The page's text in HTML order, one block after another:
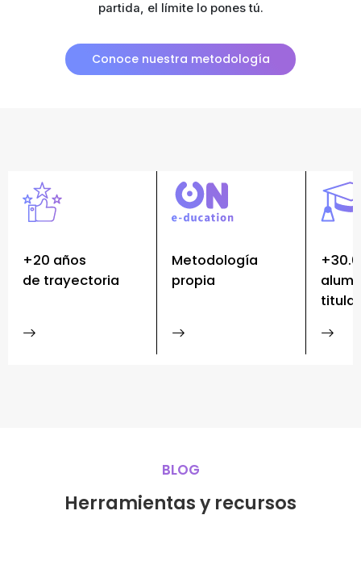
partida, el límite lo pones tú.
Conoce nuestra metodología
+20 años
de trayectoria
Metodología
propia
BLOG
Herramientas y recursos